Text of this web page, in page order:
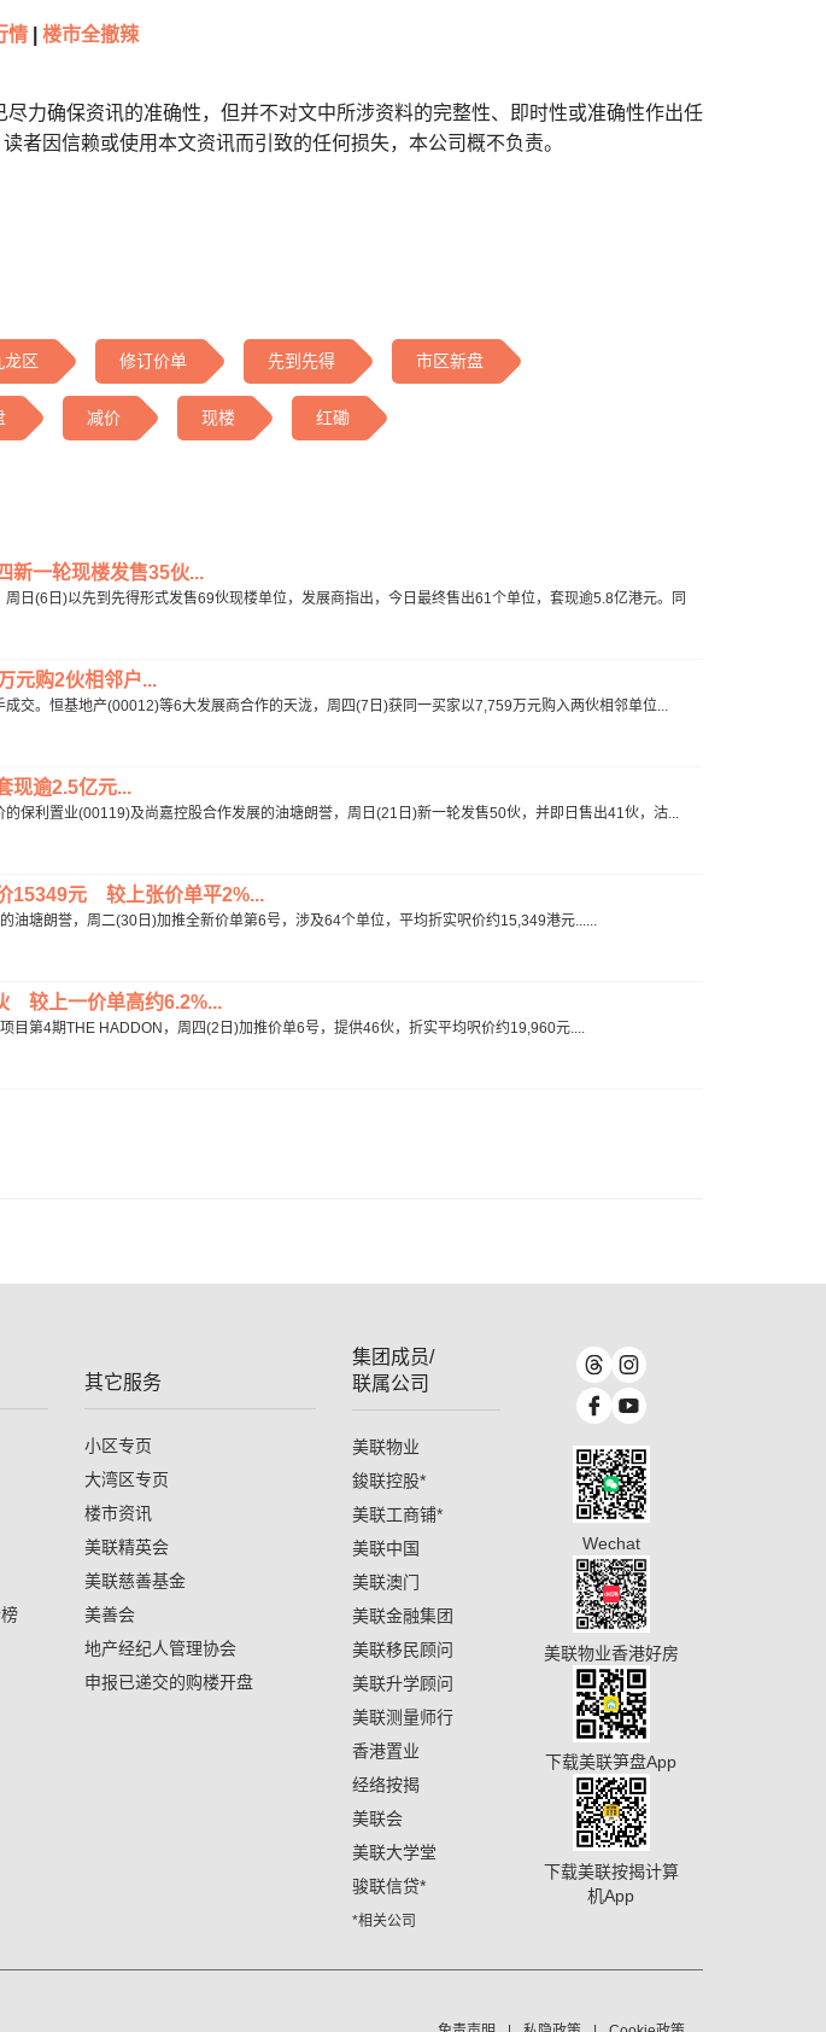
情 楼市全撤辣
力确保资讯的准确性，但并不对文中所涉资料的完整性、即时性或准确性作出任
者因信赖或使用本文资讯而引致的任何损失，本公司概不负责。
龙区 修订价单 先到先得 市区新盘
减价 现楼 红磡
一轮现楼发售35伙...
日(6日)以先到先得形式发售69伙现楼单位，发展商指出，今日最终售出61个单位，套现逾5.8亿港元。同
元购2伙相邻户...
交。恒基地产(00012)等6大发展商合作的天泷，周四(7日)获同一买家以7,759万元购入两伙相邻单位...
现逾2.5亿元...
保利置业(00119)及尚嘉控股合作发展的油塘朗誉，周日(21日)新一轮发售50伙，并即日售出41伙，沽...
15349元 较上张价单平2%...
油塘朗誉，周二(30日)加推全新价单第6号，涉及64个单位，平均折实呎价约15,349港元......
较上一价单高约6.2%...
目第4期THE HADDON，周四(2日)加推价单6号，提供46伙，折实平均呎价约19,960元....
其它服务
小区专页
大湾区专页
楼市资讯
美联精英会
美联慈善基金
美善会
地产经纪人管理协会
申报已递交的购楼开盘
集团成员/
联属公司
美联物业
鋑联控股*
美联工商铺*
美联中国
美联澳门
美联金融集团
美联移民顾问
美联升学顾问
美联测量师行
香港置业
经络按揭
美联会
美联大学堂
骏联信贷*
*相关公司
Wechat
美联物业香港好房
下载美联笋盘App
下载美联按揭计算
机App